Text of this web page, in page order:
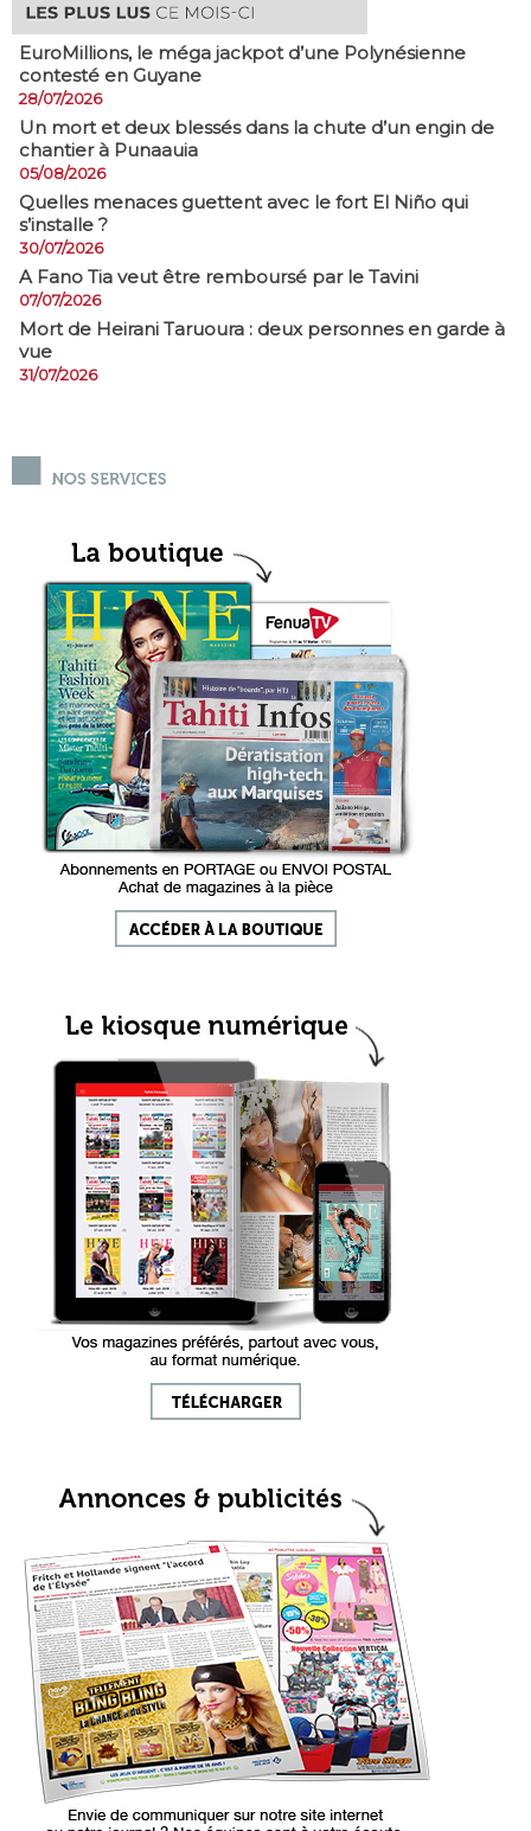
EuroMillions, ​le méga jackpot d’une Polynésienne
contesté en Guyane
28/07/2026
​Un mort et deux blessés dans la chute d’un engin de
chantier à Punaauia
05/08/2026
Quelles menaces guettent avec le fort El Niño qui
s’installe ?
30/07/2026
A Fano Tia veut être remboursé par le Tavini
07/07/2026
Mort de Heirani Taruoura : deux personnes en garde à
vue
31/07/2026